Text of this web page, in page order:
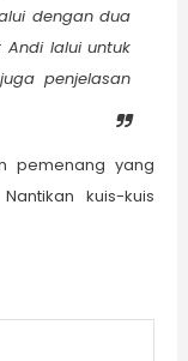
dengan dua
lalui untuk
penjelasan
pemenang yang
kuis-kuis